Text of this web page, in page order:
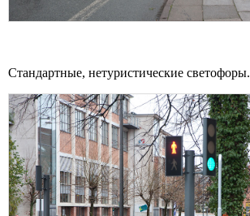
Стандартные, нетуристические светофоры.